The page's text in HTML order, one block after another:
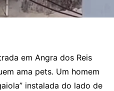
em Angra dos Reis
ama pets. Um homem
instalada do lado de